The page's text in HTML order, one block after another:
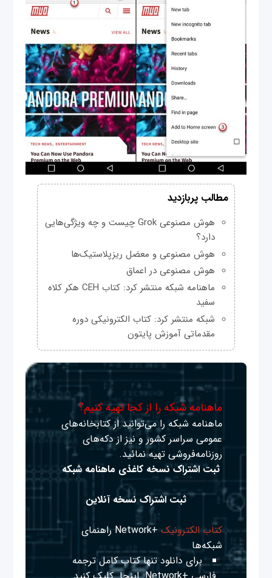
مطالب پربازدید
هوش مصنوعی Grok چیست و چه ویژگی‌هایی
دارد؟
هوش مصنوعی و معضل ریزپلاستیک‌ها
هوش مصنوعی در اعماق
ماهنامه شبکه منتشر کرد: کتاب CEH هکر کلاه
سفید
شبکه منتشر کرد: کتاب الکترونیکی دوره
مقدماتی آموزش پایتون
ماهنامه شبکه را از کجا تهیه کنیم؟
ماهنامه شبکه را می‌توانید از کتابخانه‌های
عمومی سراسر کشور و نیز از دکه‌های
روزنامه‌فروشی تهیه نمائید.
ثبت اشتراک نسخه کاغذی ماهنامه شبکه
ثبت اشتراک نسخه آنلاین
کتاب الکترونیک
+Network راهنمای
شبکه‌ها
برای دانلود تنها کتاب کامل ترجمه